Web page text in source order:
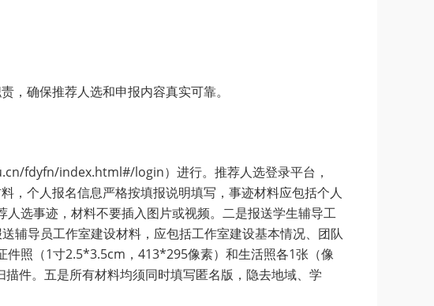
，确保推荐人选和申报内容真实可靠。
fdyfn/index.html#/login）进行。推荐人选登录平台，
，个人报名信息严格按填报说明填写，事迹材料应包括个人
选事迹，材料不要插入图片或视频。二是报送学生辅导工
辅导员工作室建设材料，应包括工作室建设基本情况、团队
件照（1寸2.5*3.5cm，413*295像素）和生活照各1张（像
件。五是所有材料均须同时填写匿名版，隐去地域、学